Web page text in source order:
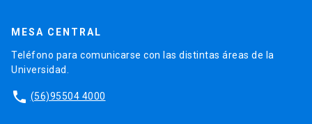
MESA CENTRAL
Teléfono para comunicarse con las distintas áreas de la
Universidad.
phone (56)95504 4000